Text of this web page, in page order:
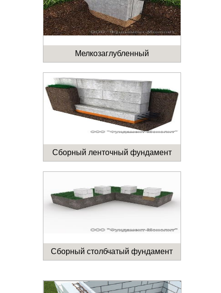
Мелкозаглубленный
Сборный ленточный фундамент
Сборный столбчатый фундамент